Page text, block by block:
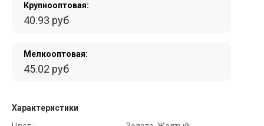
Крупнооптовая:
40.93 руб
Мелкооптовая:
45.02 руб
Характеристики